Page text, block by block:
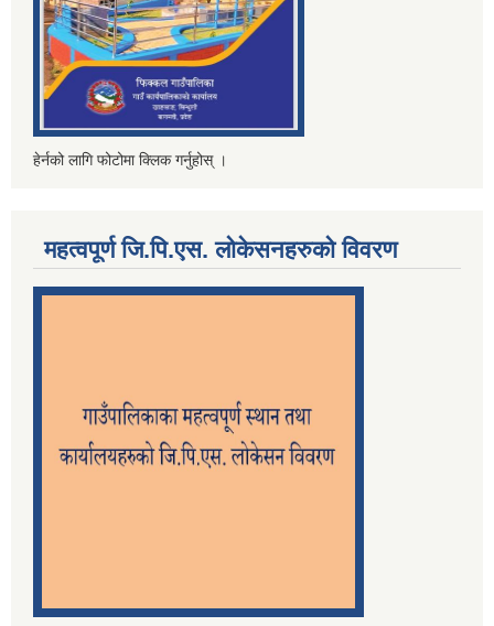
हेर्नको लागि फोटोमा क्लिक गर्नुहोस् ।
महत्वपूर्ण जि.पि.एस. लोकेसनहरुको विवरण